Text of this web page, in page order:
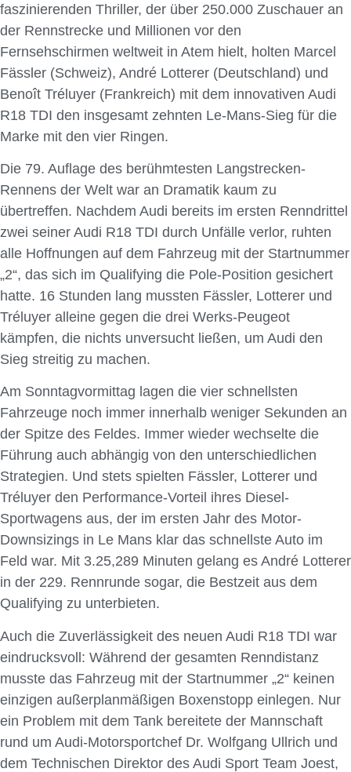
faszinierenden Thriller, der über 250.000 Zuschauer an
der Rennstrecke und Millionen vor den
Fernsehschirmen weltweit in Atem hielt, holten Marcel
Fässler (Schweiz), André Lotterer (Deutschland) und
Benoît Tréluyer (Frankreich) mit dem innovativen Audi
R18 TDI den insgesamt zehnten Le-Mans-Sieg für die
Marke mit den vier Ringen.
Die 79. Auflage des berühmtesten Langstrecken-
Rennens der Welt war an Dramatik kaum zu
übertreffen. Nachdem Audi bereits im ersten Renndrittel
zwei seiner Audi R18 TDI durch Unfälle verlor, ruhten
alle Hoffnungen auf dem Fahrzeug mit der Startnummer
„2“, das sich im Qualifying die Pole-Position gesichert
hatte. 16 Stunden lang mussten Fässler, Lotterer und
Tréluyer alleine gegen die drei Werks-Peugeot
kämpfen, die nichts unversucht ließen, um Audi den
Sieg streitig zu machen.
Am Sonntagvormittag lagen die vier schnellsten
Fahrzeuge noch immer innerhalb weniger Sekunden an
der Spitze des Feldes. Immer wieder wechselte die
Führung auch abhängig von den unterschiedlichen
Strategien. Und stets spielten Fässler, Lotterer und
Tréluyer den Performance-Vorteil ihres Diesel-
Sportwagens aus, der im ersten Jahr des Motor-
Downsizings in Le Mans klar das schnellste Auto im
Feld war. Mit 3.25,289 Minuten gelang es André Lotterer
in der 229. Rennrunde sogar, die Bestzeit aus dem
Qualifying zu unterbieten.
Auch die Zuverlässigkeit des neuen Audi R18 TDI war
eindrucksvoll: Während der gesamten Renndistanz
musste das Fahrzeug mit der Startnummer „2“ keinen
einzigen außerplanmäßigen Boxenstopp einlegen. Nur
ein Problem mit dem Tank bereitete der Mannschaft
rund um Audi-Motorsportchef Dr. Wolfgang Ullrich und
dem Technischen Direktor des Audi Sport Team Joest,